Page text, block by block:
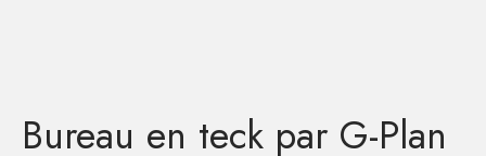
Bureau en teck par G-Plan